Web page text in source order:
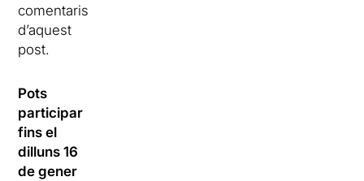
comentaris
d’aquest
post.
Pots
participar
fins el
dilluns 16
de gener